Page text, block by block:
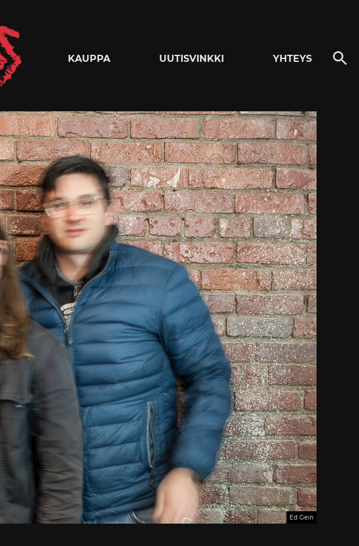
KAUPPA UUTISVINKKI YHTEYS
Ed Gein